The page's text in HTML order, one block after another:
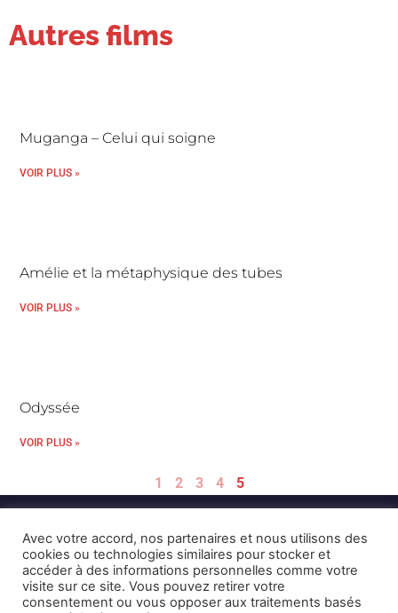
Autres films
Muganga – Celui qui soigne
VOIR PLUS »
Amélie et la métaphysique des tubes
VOIR PLUS »
Odyssée
VOIR PLUS »
1 2 3 4 5
Mentions Légales et CGU Crédits
Avec votre accord, nos partenaires et nous utilisons des
cookies ou technologies similaires pour stocker et
accéder à des informations personnelles comme votre
visite sur ce site. Vous pouvez retirer votre
consentement ou vous opposer aux traitements basés